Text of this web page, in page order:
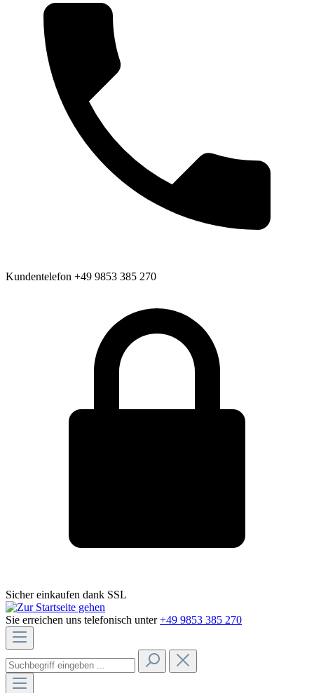
Kundentelefon +49 9853 385 270
Sicher einkaufen dank SSL
Sie erreichen uns telefonisch unter +49 9853 385 270